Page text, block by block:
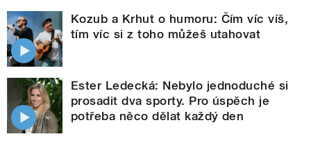
Kozub a Krhut o humoru: Čím víc víš,
tím víc si z toho můžeš utahovat
Ester Ledecká: Nebylo jednoduché si
prosadit dva sporty. Pro úspěch je
potřeba něco dělat každý den